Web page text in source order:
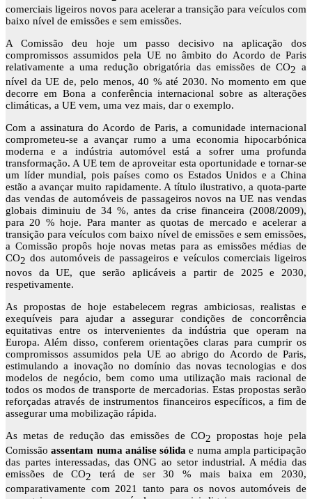
comerciais ligeiros novos para acelerar a transição para veículos com
baixo nível de emissões e sem emissões.
A Comissão deu hoje um passo decisivo na aplicação dos
compromissos assumidos pela UE no âmbito do Acordo de Paris
relativamente a uma redução obrigatória das emissões de CO2 a
nível da UE de, pelo menos, 40 % até 2030. No momento em que
decorre em Bona a conferência internacional sobre as alterações
climáticas, a UE vem, uma vez mais, dar o exemplo.
Com a assinatura do Acordo de Paris, a comunidade internacional
comprometeu-se a avançar rumo a uma economia hipocarbónica
moderna e a indústria automóvel está a sofrer uma profunda
transformação. A UE tem de aproveitar esta oportunidade e tornar-se
um líder mundial, pois países como os Estados Unidos e a China
estão a avançar muito rapidamente. A título ilustrativo, a quota-parte
das vendas de automóveis de passageiros novos na UE nas vendas
globais diminuiu de 34 %, antes da crise financeira (2008/2009),
para 20 % hoje. Para manter as quotas de mercado e acelerar a
transição para veículos com baixo nível de emissões e sem emissões,
a Comissão propôs hoje novas metas para as emissões médias de
CO2 dos automóveis de passageiros e veículos comerciais ligeiros
novos da UE, que serão aplicáveis a partir de 2025 e 2030,
respetivamente.
As propostas de hoje estabelecem regras ambiciosas, realistas e
exequíveis para ajudar a assegurar condições de concorrência
equitativas entre os intervenientes da indústria que operam na
Europa. Além disso, conferem orientações claras para cumprir os
compromissos assumidos pela UE ao abrigo do Acordo de Paris,
estimulando a inovação no domínio das novas tecnologias e dos
modelos de negócio, bem como uma utilização mais racional de
todos os modos de transporte de mercadorias. Estas propostas serão
reforçadas através de instrumentos financeiros específicos, a fim de
assegurar uma mobilização rápida.
As metas de redução das emissões de CO2 propostas hoje pela
Comissãoassentam numa análise sólida e numa ampla participação
das partes interessadas, das ONG ao setor industrial. A média das
emissões de CO2 terá de ser 30 % mais baixa em 2030,
comparativamente com 2021 tanto para os novos automóveis de